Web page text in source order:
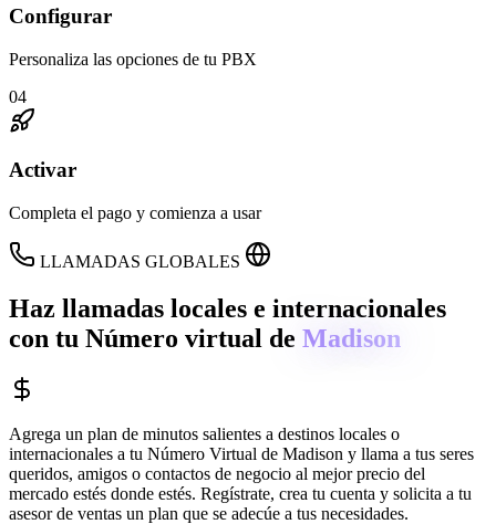
Configurar
Personaliza las opciones de tu PBX
04
Activar
Completa el pago y comienza a usar
LLAMADAS GLOBALES
Haz llamadas locales e internacionales
con tu Número virtual de Madison
Agrega un plan de minutos salientes a destinos locales o
internacionales a tu Número Virtual de Madison y llama a tus seres
queridos, amigos o contactos de negocio al mejor precio del
mercado estés donde estés. Regístrate, crea tu cuenta y solicita a tu
asesor de ventas un plan que se adecúe a tus necesidades.